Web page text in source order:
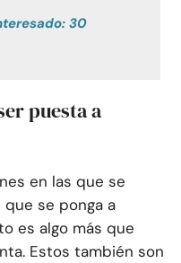
30
puesta a
en las que se
se ponga a
es algo más que
Estos también son